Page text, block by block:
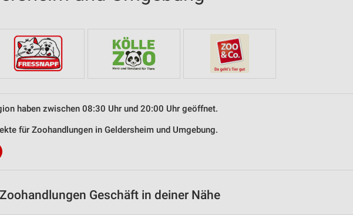
haben zwischen 08:30 Uhr und 20:00 Uhr geöffnet.
für Zoohandlungen in Geldersheim und Umgebung.
Geschäft in deiner Nähe